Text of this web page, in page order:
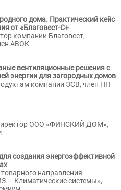
дома. Практический кейс
от «Благовест-С+
компании Благовест,
АВОК
вентиляционные решения с
энергии для загородных домов
компании ЭСВ, член НП
ООО «ФИНСКИЙ ДОМ»,
создания энергоэффективной
направления
— Климатические системы»,